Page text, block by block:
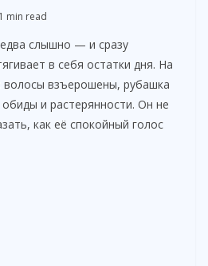
min read
слышно — и сразу
в себя остатки дня. На
волосы взъерошены, рубашка
и растерянности. Он не
как её спокойный голос